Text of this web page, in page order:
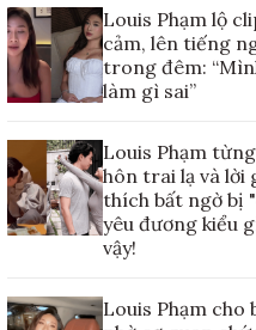
Louis Phạm lộ
cảm, lên tiếng
trong đêm:
làm gì sai”
Louis Phạm
hôn trai lạ và lời
thích bất ngờ bị
yêu đương kiểu
vậy!
Louis Phạm cho